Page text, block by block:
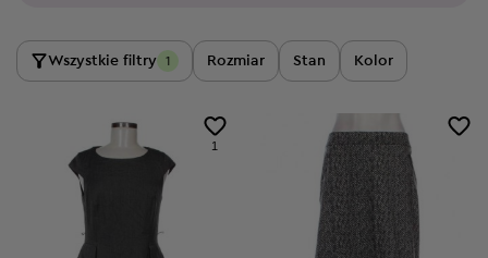
Wszystkie filtry 1 Rozmiar Stan Kolor
1